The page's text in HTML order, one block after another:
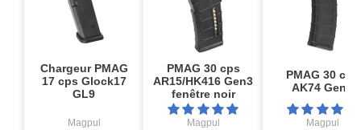
Chargeur PMAG
17 cps Glock17
GL9
Magpul
PMAG 30 cps
AR15/HK416 Gen3
fenêtre noir
Magpul
PMAG 30 cps
AK74 Gen3
Magpul